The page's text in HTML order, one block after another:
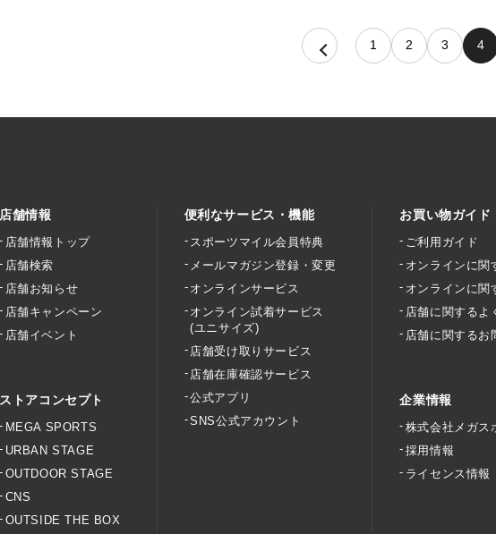
1 2 3 4
店舗情報
店舗情報トップ
店舗検索
店舗お知らせ
店舗キャンペーン
店舗イベント
ストアコンセプト
MEGA SPORTS
URBAN STAGE
OUTDOOR STAGE
CNS
OUTSIDE THE BOX
便利なサービス・機能
スポーツマイル会員特典
メールマガジン登録・変更
オンラインサービス
オンライン試着サービス
(ユニサイズ)
店舗受け取りサービス
店舗在庫確認サービス
公式アプリ
SNS公式アカウント
お買い物ガイド
ご利用ガイド
オンラインに関
オンラインに関
店舗に関するよ
店舗に関するお
企業情報
株式会社メガス
採用情報
ライセンス情報